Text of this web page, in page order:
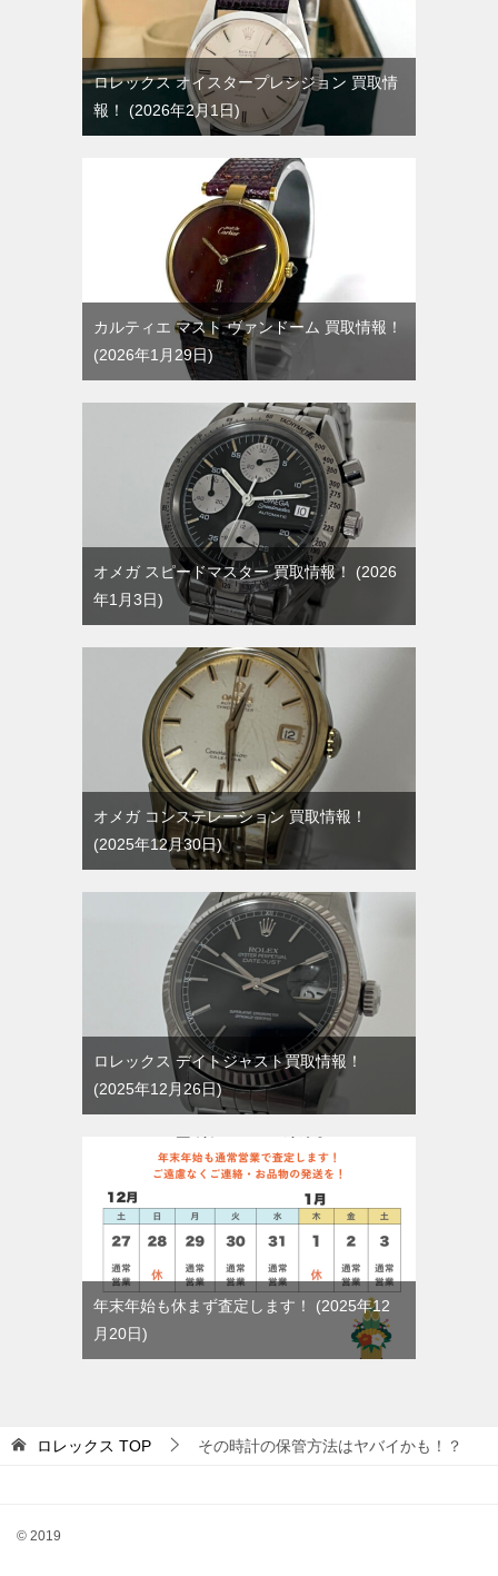
ロレックス オイスタープレシジョン 買取情
報！
2026年2月1日
カルティエ マスト ヴァンドーム 買取情報！
2026年1月29日
オメガ スピードマスター 買取情報！
2026
年1月3日
オメガ コンステレーション 買取情報！
2025年12月30日
ロレックス デイトジャスト買取情報！
2025年12月26日
年末年始も休まず査定します！
2025年12
月20日
ロレックス TOP その時計の保管方法はヤバイかも！？
© 2019